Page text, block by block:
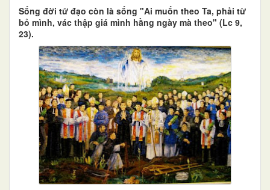
Sống đời tử đạo còn là sống "Ai muốn theo Ta, phải từ
bỏ mình, vác thập giá mình hằng ngày mà theo" (Lc 9,
23).